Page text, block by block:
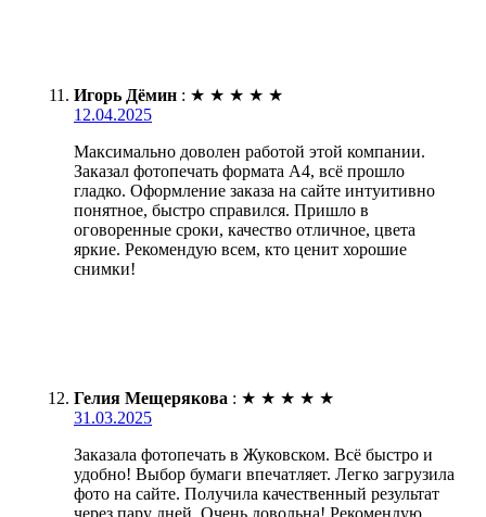
Игорь Дёмин : ★ ★ ★ ★ ★
12.04.2025
Максимально доволен работой этой компании.
Заказал фотопечать формата А4, всё прошло
гладко. Оформление заказа на сайте интуитивно
понятное, быстро справился. Пришло в
оговоренные сроки, качество отличное, цвета
яркие. Рекомендую всем, кто ценит хорошие
снимки!
Гелия Мещерякова : ★ ★ ★ ★ ★
31.03.2025
Заказала фотопечать в Жуковском. Всё быстро и
удобно! Выбор бумаги впечатляет. Легко загрузила
фото на сайте. Получила качественный результат
через пару дней. Очень довольна! Рекомендую